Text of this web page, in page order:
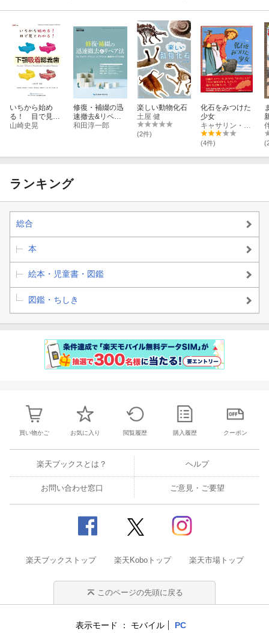
いちから始め
る！ 目で見て
わかる！ 下顎
山崎史晃
修復・補綴の迅
速撤去&リペア
法
和田淳一郎
楽しい動物化石
土屋 健
(2件)
化石をみつけた
少女
(4件)
ランキング
総合
本
絵本・児童書・図鑑
図鑑・ちしき
買い物かご お気に入り 閲覧履歴 購入履歴 クーポン
楽天ブックスとは？ ヘルプ
お問い合わせ窓口 ご意見・ご要望
楽天ブックストップ 楽天Koboトップ 楽天市場トップ
このページの先頭に戻る
表示モード モバイル PC